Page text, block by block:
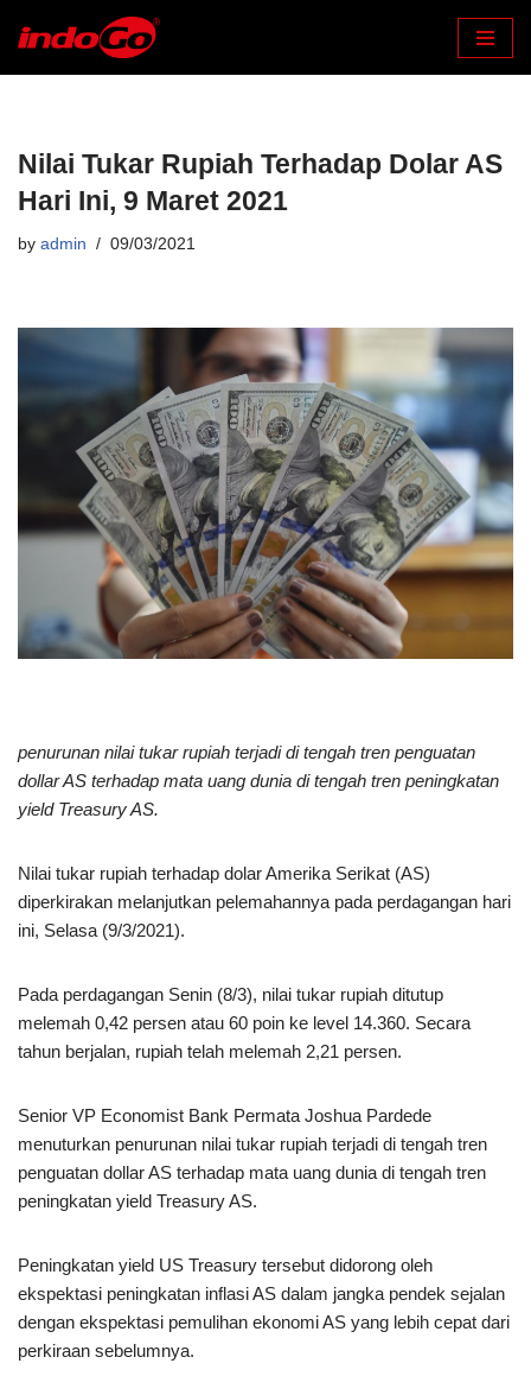
Nilai Tukar Rupiah Terhadap Dolar AS
Hari Ini, 9 Maret 2021
by admin 09/03/2021
penurunan nilai tukar rupiah terjadi di tengah tren penguatan
dollar AS terhadap mata uang dunia di tengah tren peningkatan
yield Treasury AS.
Nilai tukar rupiah terhadap dolar Amerika Serikat (AS)
diperkirakan melanjutkan pelemahannya pada perdagangan hari
ini, Selasa (9/3/2021).
Pada perdagangan Senin (8/3), nilai tukar rupiah ditutup
melemah 0,42 persen atau 60 poin ke level 14.360. Secara
tahun berjalan, rupiah telah melemah 2,21 persen.
Senior VP Economist Bank Permata Joshua Pardede
menuturkan penurunan nilai tukar rupiah terjadi di tengah tren
penguatan dollar AS terhadap mata uang dunia di tengah tren
peningkatan yield Treasury AS.
Peningkatan yield US Treasury tersebut didorong oleh
ekspektasi peningkatan inflasi AS dalam jangka pendek sejalan
dengan ekspektasi pemulihan ekonomi AS yang lebih cepat dari
perkiraan sebelumnya.